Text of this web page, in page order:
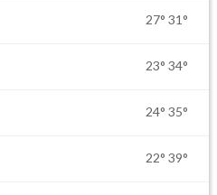
27° 31°
23° 34°
24° 35°
22° 39°